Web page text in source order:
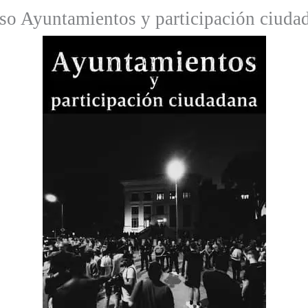
Ayuntamientos y participación